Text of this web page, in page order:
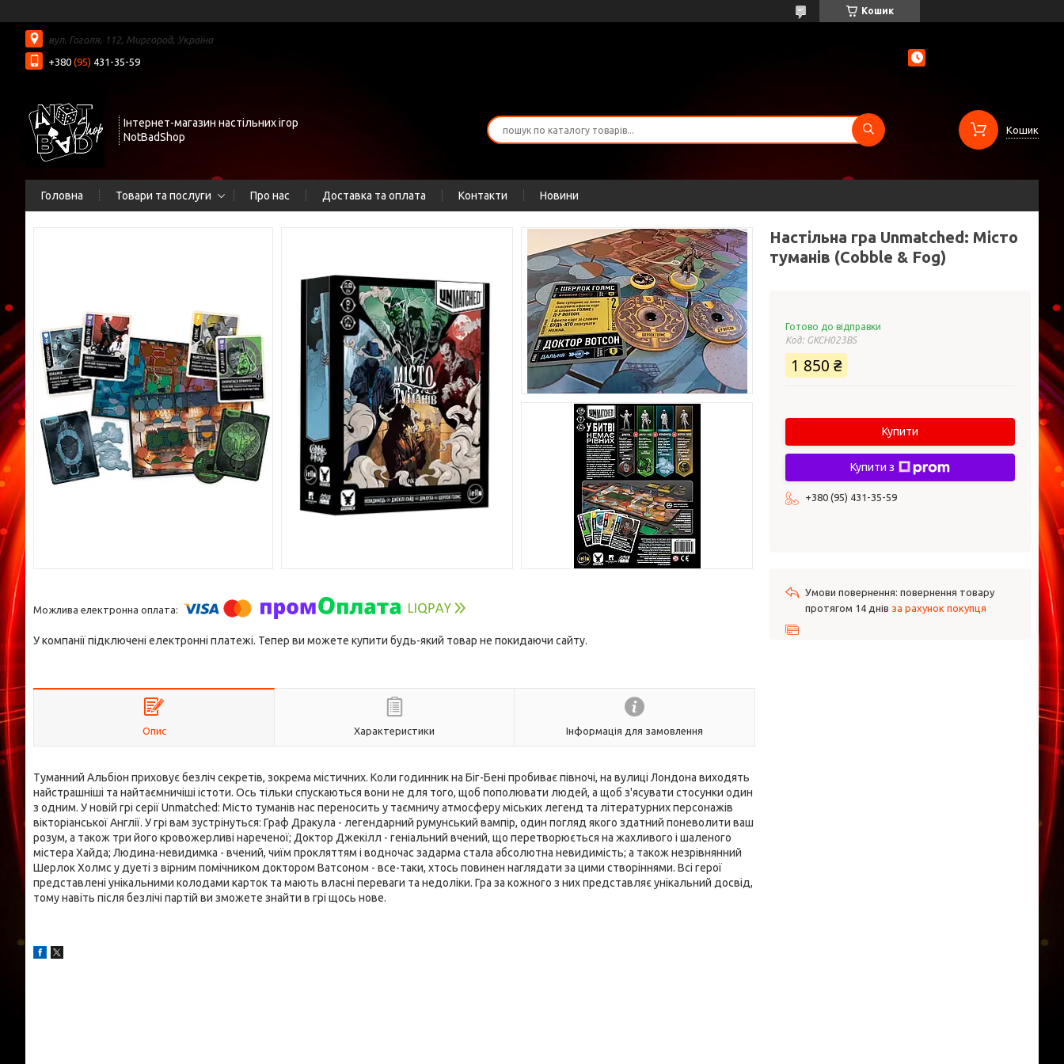
Кошик
вул. Гоголя, 112, Миргород, Україна
+380 (95) 431-35-59
Інтернет-магазин настільних ігор
NotBadShop
Кошик
Головна Товари та послуги Про нас Доставка та оплата Контакти Новини
У компанії підключені електронні платежі. Тепер ви можете купити будь-який товар не покидаючи сайту.
Опис Характеристики Інформація для замовлення
Туманний Альбіон приховує безліч секретів, зокрема містичних. Коли годинник на Біг-Бені пробиває півночі, на вулиці Лондона виходять
найстрашніші та найтаємничіші істоти. Ось тільки спускаються вони не для того, щоб пополювати людей, а щоб з'ясувати стосунки один
з одним. У новій грі серії Unmatched: Місто туманів нас переносить у таємничу атмосферу міських легенд та літературних персонажів
вікторіанської Англії. У грі вам зустрінуться: Граф Дракула - легендарний румунський вампір, один погляд якого здатний поневолити ваш
розум, а також три його кровожерливі нареченої; Доктор Джекілл - геніальний вчений, що перетворюється на жахливого і шаленого
містера Хайда; Людина-невидимка - вчений, чиїм прокляттям і водночас задарма стала абсолютна невидимість; а також незрівнянний
Шерлок Холмс у дуеті з вірним помічником доктором Ватсоном - все-таки, хтось повинен наглядати за цими створіннями. Всі герої
представлені унікальними колодами карток та мають власні переваги та недоліки. Гра за кожного з них представляє унікальний досвід,
тому навіть після безлічі партій ви зможете знайти в грі щось нове.
Настільна гра Unmatched: Місто
туманів (Cobble & Fog)
Готово до відправки
Код: GKCH023BS
1 850 ₴
Купити
Купити з
+380 (95) 431-35-59
повернення товару
протягом 14 днів за рахунок покупця